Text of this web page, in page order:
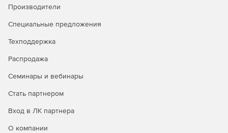
Производители
Специальные предложения
Техподдержка
Распродажа
Семинары и вебинары
Стать партнером
Вход в ЛК партнера
О компании